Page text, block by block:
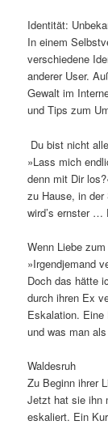
Identität:
In einem
verschiedene
anderer User.
Gewalt im
und Tips zum
Du bist nicht
»Lass mich
denn mit Dir
zu Hause, in
wird’s ernster …
Wenn Liebe
»Irgendjemand
Doch das hätte
durch ihren Ex
Eskalation.
und was man
Waldesruh
Zu Beginn ihrer
Jetzt hat sie ihn
eskaliert. Ein